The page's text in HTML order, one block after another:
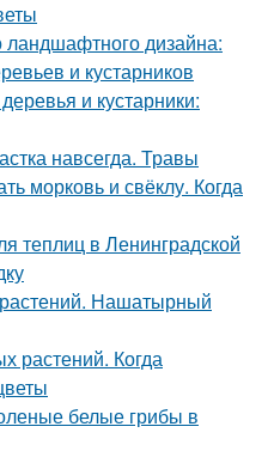
дизайна:
и кустарников
и кустарники:
навсегда. Травы
морковь и свёклу. Когда
теплиц в Ленинградской
Нашатырный
растений. Когда
белые грибы в